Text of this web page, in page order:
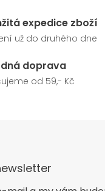
expedice zboží
už do druhého dne
doprava
od 59,- Kč